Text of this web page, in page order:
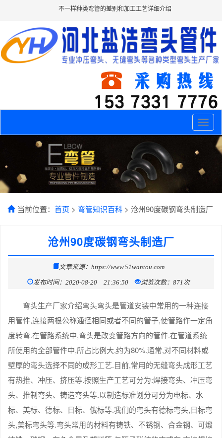
不一样种类弯管的差别和加工工艺详细介绍
Toggle
当前位置： 首页 > 弯管知识百科 > 沧州90度碳钢弯头制造厂
沧州90度碳钢弯头制造厂
文章来源：https://www.51wantou.com
发布时间：2020-08-20 21:36:50 浏览次数：871次
弯头生产厂家介绍弯头弯头是管道安装中常用的一种连接
用管件,连接两根公称通径相同或者不同的管子,使管路作一定角
度转弯.在管路系统中,弯头是改变管路方向的管件.在管道系统
所使用的全部管件中,所占比例大,约为80%.通常,对不同材料或
壁厚的弯头选择不同的成形工艺.目前,常用的无缝弯头成形工艺
有热推、冲压、挤压等.按照生产工艺可分为:焊接弯头、冲压弯
头、推制弯头、铸造弯头等.以制造标准划分可分为电标、水
标、美标、德标、日标、俄标等.我们的弯头有德标弯头,日标弯
头,美标弯头等.弯头常用的材料有铸铁、不锈钢、合金钢、可煅